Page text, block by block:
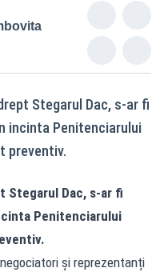
Stegarul Dac, s-ar fi
incinta Penitenciarului
preventiv.
Stegarul Dac, s-ar fi
Penitenciarului
și reprezentanți